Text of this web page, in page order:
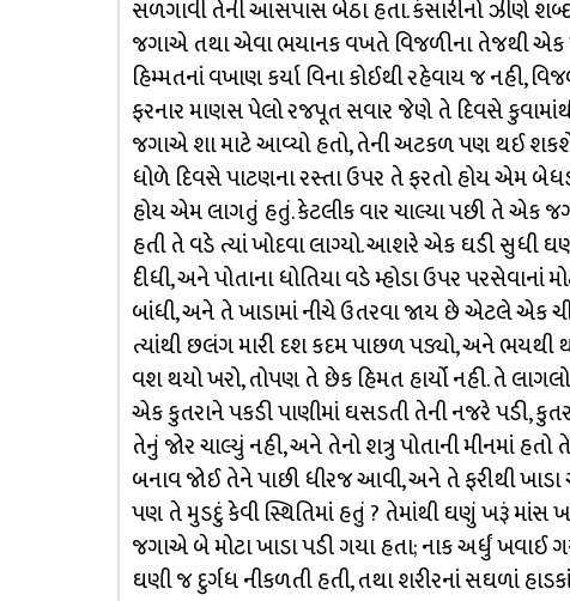
સળગાવી તેની આસપાસ બેઠા હતા. કંસારીનો ઝીણે
જગાએ તથા એવા ભયાનક વખતે વિજળીના તેજથી એક
હિમ્મતનાં વખાણ કર્યા વિના કોઈથી રહેવાય જ નહી,
ફરનાર માણસ પેલો રજપૂત સવાર જેણે તે દિવસે
જગાએ શા માટે આવ્યો હતો, તેની અટકળ પણ થઈ
ધોળે દિવસે પાટણના રસ્તા ઉપર તે ફરતો હોય એમ
હોય એમ લાગતું હતું. કેટલીક વાર ચાલ્યા પછી તે એક
હતી તે વડે ત્યાં ખોદવા લાગ્યો. આશરે એક ઘડી સુધી
દીધી, અને પોતાના ધોતિયા વડે મ્હોડા ઉપર પરસેવાનાં
બાંધી, અને તે ખાડામાં નીચે ઉતરવા જાય છે એટલે એક
ત્યાંથી છલંગ મારી દશ કદમ પાછળ પડ્યો, અને
વશ થયો ખરો, તોપણ તે છેક હિમત હાર્યો નહી. તે
એક કુતરાને પકડી પાણીમાં ઘસડતી તેની નજરે પડી,
તેનું જોર ચાલ્યું નહી, અને તેનો શત્રુ પોતાની મીનમાં
બનાવ જોઈ તેને પાછી ધીરજ આવી, અને તે ફરીથી
પણ તે મુડદું કેવી સ્થિતિમાં હતું ? તેમાંથી ઘણું ખરૂં માંસ
જગાએ બે મોટા ખાડા પડી ગયા હતા; નાક અર્ધું ખવાઈ
ઘણી જ દુર્ગધ નીકળતી હતી, તથા શરીરનાં સઘળાં